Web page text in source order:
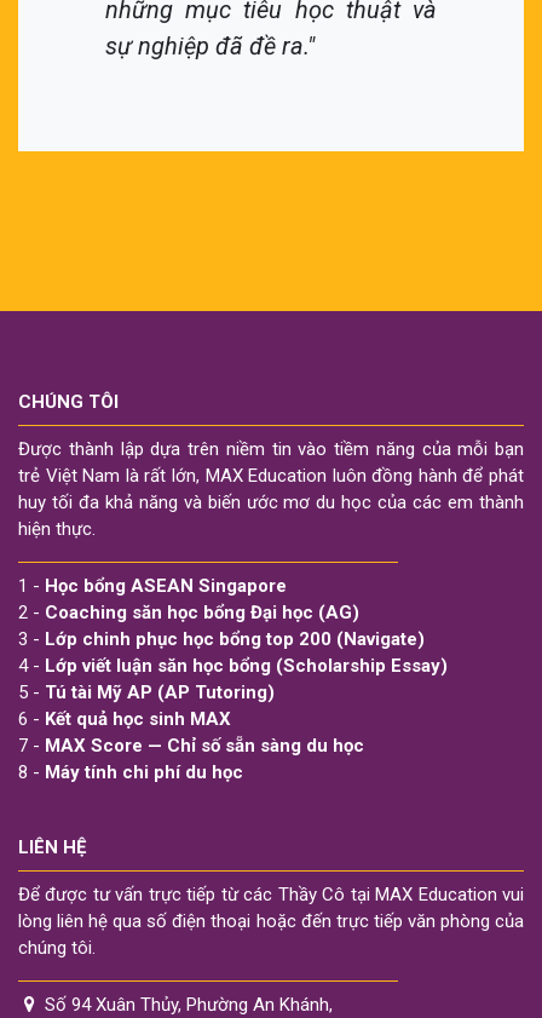
những mục tiêu học thuật và
sự nghiệp đã đề ra."
CHÚNG TÔI
Được thành lập dựa trên niềm tin vào tiềm năng của mỗi bạn
trẻ Việt Nam là rất lớn, MAX Education luôn đồng hành để phát
huy tối đa khả năng và biến ước mơ du học của các em thành
hiện thực.
1 - Học bổng ASEAN Singapore
2 - Coaching săn học bổng Đại học (AG)
3 - Lớp chinh phục học bổng top 200 (Navigate)
4 - Lớp viết luận săn học bổng (Scholarship Essay)
5 - Tú tài Mỹ AP (AP Tutoring)
6 - Kết quả học sinh MAX
7 - MAX Score — Chỉ số sẵn sàng du học
8 - Máy tính chi phí du học
LIÊN HỆ
Để được tư vấn trực tiếp từ các Thầy Cô tại MAX Education vui
lòng liên hệ qua số điện thoại hoặc đến trực tiếp văn phòng của
chúng tôi.
Số 94 Xuân Thủy, Phường An Khánh,